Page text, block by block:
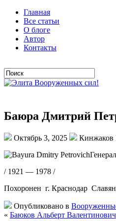
Главная
Все статьи
О блоге
Автор
Контакты
Баюра Дмитрий
Октябрь 3, 2025
Кинжаков
/ 1921 — 1978 /
Похоронен г. Краснодар
Опубликовано в
« Баюков Альберт Валентинович